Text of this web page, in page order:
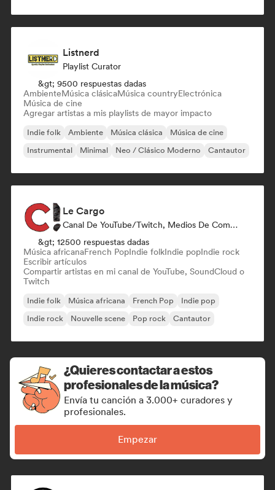
Listnerd
Playlist Curator
&gt; 9500 respuestas dadas
AmbienteMúsica clásicaMúsica countryElectrónica
Música de cine
Agregar artistas a mis playlists de mayor impacto
Indie folk Ambiente Música clásica
Música de cine
Instrumental
Minimal Neo / Clásico Moderno Cantautor
Le Cargo
Canal De YouTube/Twitch, Medios De Comunicación/Periodista
&gt; 12500 respuestas dadas
Música africanaFrench PopIndie folkIndie popIndie rock
Escribir artículos
Compartir artistas en mi canal de YouTube, SoundCloud o
Twitch
Indie folk Música africana French Pop
Indie pop
Indie rock
Nouvelle scene Pop rock Cantautor
¿Quieres contactar a estos
profesionales de la música?
Envía tu canción a 3.000+ curadores y
profesionales.
Empezar